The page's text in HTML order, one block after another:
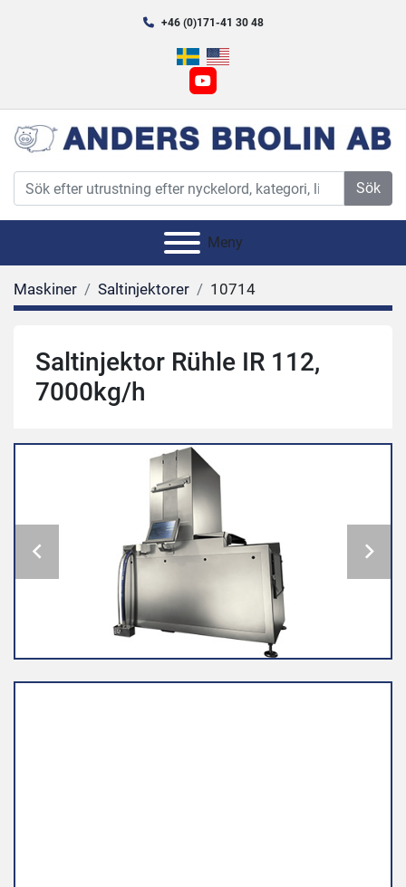
+46 (0)171-41 30 48
youtube
Sök
Meny
Maskiner Saltinjektorer 10714
Saltinjektor Rühle IR 112,
7000kg/h